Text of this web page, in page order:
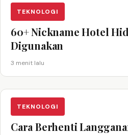
TEKNOLOGI
60+ Nickname Hotel
Digunakan
3 menit lalu
TEKNOLOGI
Cara Berhenti